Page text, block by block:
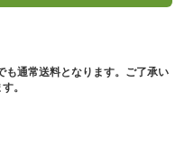
も通常送料となります。ご了承い
。